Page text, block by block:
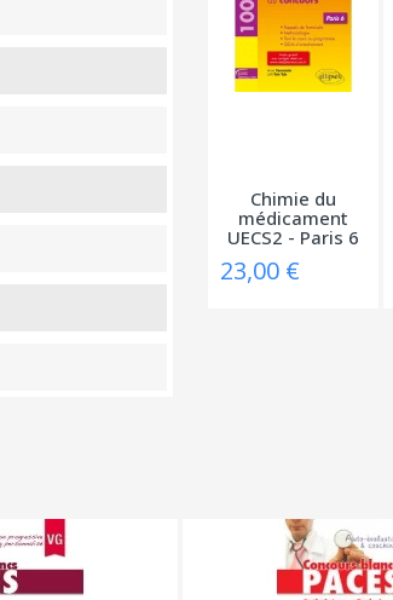
Chimie du
médicament
UECS2 - Paris 6
23,00 €